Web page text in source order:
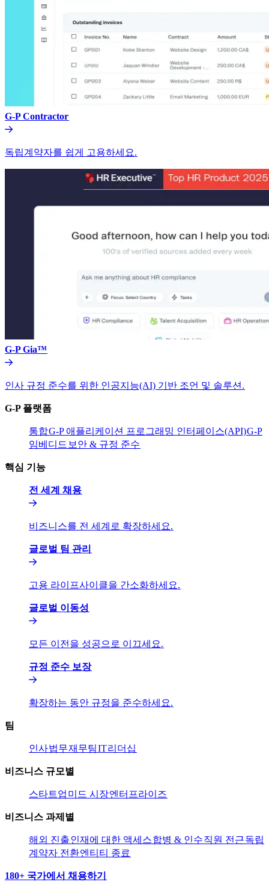
G-P Contractor​​
독립계약자를 쉽게 고용하세요.​​
G-P Gia™​​
인사 규정 준수를 위한 인공지능(AI) 기반 조언 및 솔루션.​​
G-P 플랫폼​​
통합​​G-P 애플리케이션 프로그래밍 인터페이스(API)​​G-P
임베디드​​ 보안 & 규정 준수​​
핵심 기능​​
전 세계 채용​​
비즈니스를 전 세계로 확장하세요.​​
글로벌 팀 관리​​
고용 라이프사이클을 간소화하세요.​​
글로벌 이동성​​
모든 이전을 성공으로 이끄세요.​​
규정 준수 보장​​
확장하는 동안 규정을 준수하세요.​​
팀​​
인사​​법무​​재무팀​​IT​​리더십​​
비즈니스 규모별​​
스타트업​​ 미드 시장​​엔터프라이즈​​
비즈니스 과제별​​
해외 진출​​인재에 대한 액세스​​합병 & 인수​​직원 전근​​독립
계약자 전환​​엔티티 종료​​
180+ 국가에서 채용하기​​